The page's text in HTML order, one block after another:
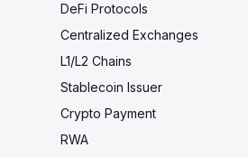
DeFi Protocols
Centralized Exchanges
L1/L2 Chains
Stablecoin Issuer
Crypto Payment
RWA